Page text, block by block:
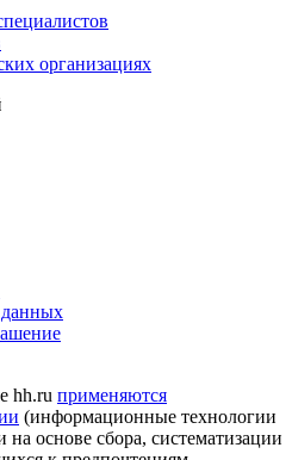
организациях
hh.ru применяются
(информационные технологии
основе сбора, систематизации